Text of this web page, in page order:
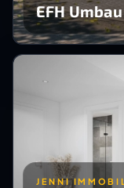
EFH
JENNI